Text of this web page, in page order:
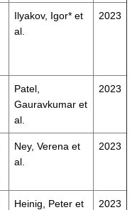
Ilyakov, Igor* et
al.
2023
Patel,
Gauravkumar et
al.
2023
Ney, Verena et
al.
2023
Heinig, Peter et
2023